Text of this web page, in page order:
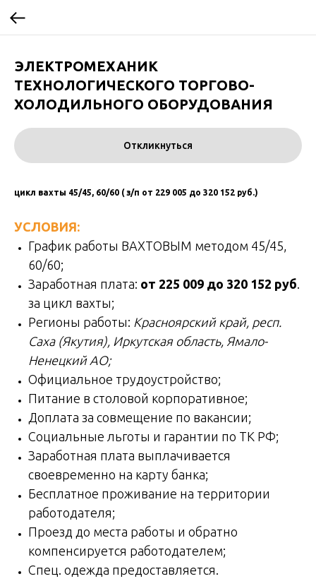
ЭЛЕКТРОМЕХАНИК
ТЕХНОЛОГИЧЕСКОГО ТОРГОВО-
ХОЛОДИЛЬНОГО ОБОРУДОВАНИЯ
Откликнуться
цикл вахты 45/45, 60/60 ( з/п от 229 005 до 320 152 руб.)
УСЛОВИЯ:
График работы ВАХТОВЫМ методом 45/45,
60/60;
Заработная плата: от 225 009 до 320 152 руб.
за цикл вахты;
Регионы работы: Красноярский край, респ.
Саха (Якутия), Иркутская область, Ямало-
Ненецкий АО;
Официальное трудоустройство;
Питание в столовой корпоративное;
Доплата за совмещение по вакансии;
Социальные льготы и гарантии по ТК РФ;
Заработная плата выплачивается
своевременно на карту банка;
Бесплатное проживание на территории
работодателя;
Проезд до места работы и обратно
компенсируется работодателем;
Спец. одежда предоставляется.